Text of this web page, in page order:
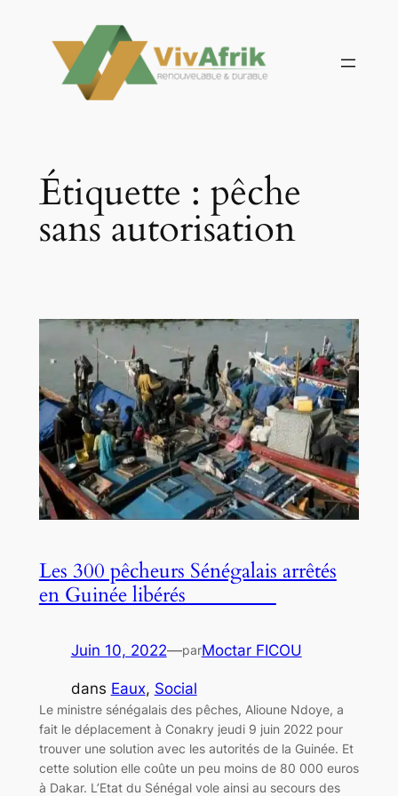
contenu
Étiquette : pêche
sans autorisation
Les 300 pêcheurs Sénégalais arrêtés
en Guinée libérés
Juin 10, 2022—parMoctar FICOU
dans Eaux, Social
Le ministre sénégalais des pêches, Alioune Ndoye, a
fait le déplacement à Conakry jeudi 9 juin 2022 pour
trouver une solution avec les autorités de la Guinée. Et
cette solution elle coûte un peu moins de 80 000 euros
à Dakar. L’Etat du Sénégal vole ainsi au secours des